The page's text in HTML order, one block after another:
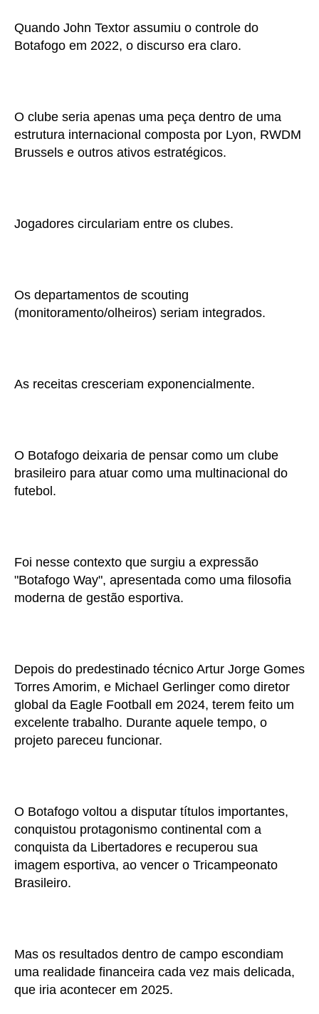
Quando John Textor assumiu o controle do
Botafogo em 2022, o discurso era claro.
O clube seria apenas uma peça dentro de uma
estrutura internacional composta por Lyon, RWDM
Brussels e outros ativos estratégicos.
Jogadores circulariam entre os clubes.
Os departamentos de scouting
(monitoramento/olheiros) seriam integrados.
As receitas cresceriam exponencialmente.
O Botafogo deixaria de pensar como um clube
brasileiro para atuar como uma multinacional do
futebol.
Foi nesse contexto que surgiu a expressão
"Botafogo Way", apresentada como uma filosofia
moderna de gestão esportiva.
Depois do predestinado técnico Artur Jorge Gomes
Torres Amorim, e Michael Gerlinger como diretor
global da Eagle Football em 2024, terem feito um
excelente trabalho. Durante aquele tempo, o
projeto pareceu funcionar.
O Botafogo voltou a disputar títulos importantes,
conquistou protagonismo continental com a
conquista da Libertadores e recuperou sua
imagem esportiva, ao vencer o Tricampeonato
Brasileiro.
Mas os resultados dentro de campo escondiam
uma realidade financeira cada vez mais delicada,
que iria acontecer em 2025.